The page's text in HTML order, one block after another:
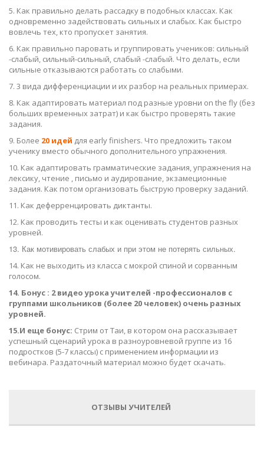
5. Как правильно делать рассадку в подобных классах. Как
одновременно задействовать сильных и слабых. Как быстро
вовлечь тех, кто пропускет занятия.
6. Как правильно паровать и группировать учеников: сильный
-слабый, сильный-сильный, слабый -слабый. Что делать, если
сильные отказываются работать со слабыми.
7. 3 вида дифференциации и их разбор на реальных примерах.
8. Как адаптировать материал под разные уровни on the fly (без
больших временных затрат) и как быстро проверять такие
задания.
9. Более 20 идей для early finishers. Что предложить таком
ученику вместо обычного дополнительного упражнения.
10. Как адаптировать грамматические задания, упражнения на
лексику, чтение , письмо и аудирование, экзамеционные
задания. Как потом организовать быструю проверку заданий.
11. Как деферренцировать диктанты.
12. Как проводить тесты и как оценивать студентов разных
уровней.
13. Как мотивировать слабых и при этом не потерять сильных.
14. Как не выходить из класса с мокрой спиной и сорванным
голосом.
14. Бонус : 2 видео урока учителей -профессионалов с
группами школьников (более 20 человек) очень разных
уровней.
15.И еще бонус: Стрим от Таи, в котором она рассказывает
успешный сценарий урока в разноуровневой группе из 16
подростков (5-7 классы) с применением информации из
вебинара. Раздаточный материал можно будет скачать.
ОТЗЫВЫ УЧИТЕЛЕЙ